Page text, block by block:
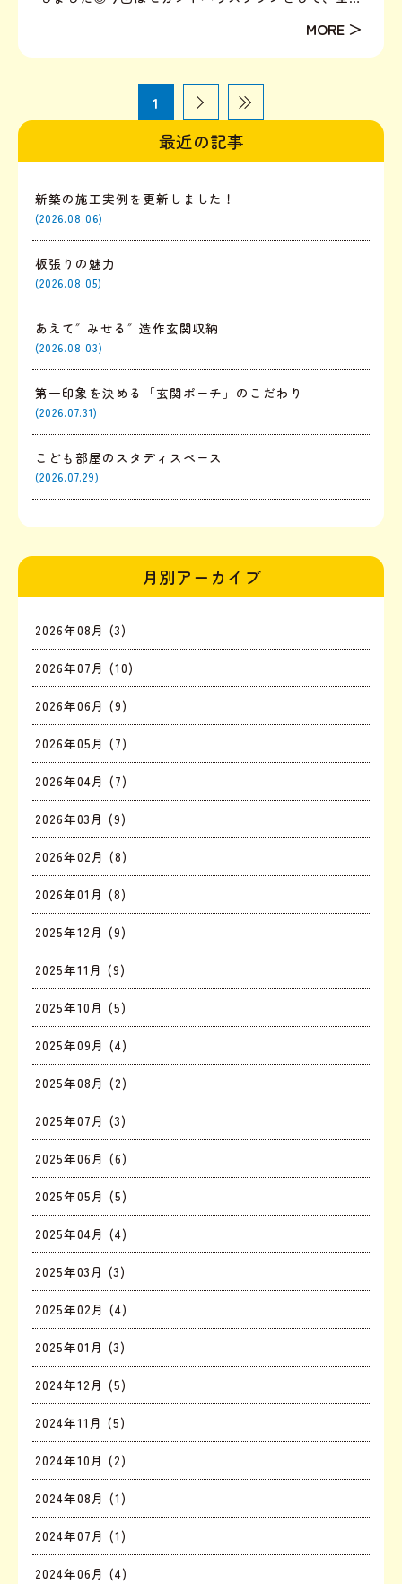
にあるため、「お風呂までは必要ないけれど・・・浴
室空間は欲しい」というご要望をいただき、「シャワ
1
最近の記事
新築の施工実例を更新しました！
(2026.08.06)
板張りの魅力
(2026.08.05)
あえて″みせる″造作玄関収納
(2026.08.03)
第一印象を決める「玄関ポーチ」のこだわり
(2026.07.31)
こども部屋のスタディスペース
(2026.07.29)
月別アーカイブ
2026年08月 (3)
2026年07月 (10)
2026年06月 (9)
2026年05月 (7)
2026年04月 (7)
2026年03月 (9)
2026年02月 (8)
2026年01月 (8)
2025年12月 (9)
2025年11月 (9)
2025年10月 (5)
2025年09月 (4)
2025年08月 (2)
2025年07月 (3)
2025年06月 (6)
2025年05月 (5)
2025年04月 (4)
2025年03月 (3)
2025年02月 (4)
2025年01月 (3)
2024年12月 (5)
2024年11月 (5)
2024年10月 (2)
2024年08月 (1)
2024年07月 (1)
2024年06月 (4)